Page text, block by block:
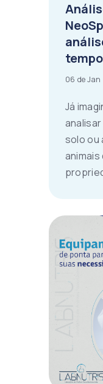
06 de Jan
Já
solo ou